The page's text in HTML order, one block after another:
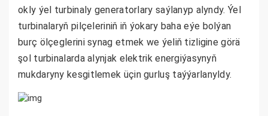
okly ýel turbinaly generatorlary saýlanyp alyndy. Ýel
turbinalaryň pilçeleriniň iň ýokary baha eýe bolýan
burç ölçeglerini synag etmek we ýeliň tizligine görä
şol turbinalarda alynjak elektrik energiýasynyň
mukdaryny kesgitlemek üçin gurluş taýýarlanyldy.